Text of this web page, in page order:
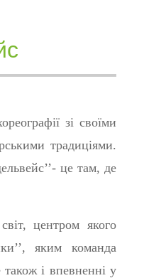
зі своїми
традиціями.
це там, де
центром якого
яким команда
і впевненні у